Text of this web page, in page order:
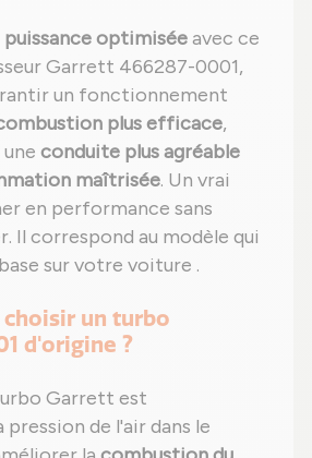
puissance optimiséeavec ce
Garrett 466287-0001,
un fonctionnement
plus efficace,
conduite plus agréable
maîtrisée. Un vrai
en performance sans
Il correspond au modèle qui
sur votre voiture .
un turbo
d'origine ?
Garrett est
pression de l'air dans le